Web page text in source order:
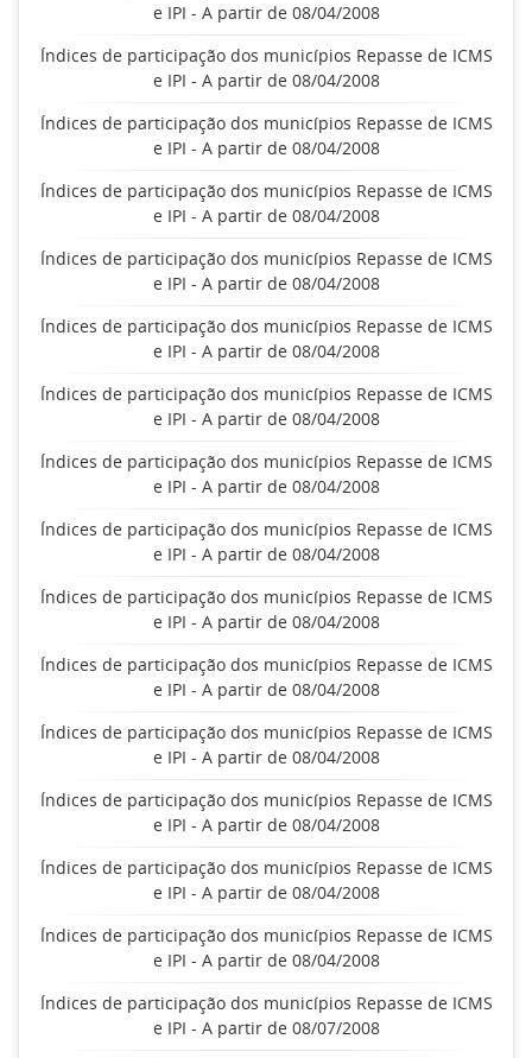
e IPI - A partir de 08/04/2008
Índices de participação dos municípios Repasse de ICMS
e IPI - A partir de 08/04/2008
Índices de participação dos municípios Repasse de ICMS
e IPI - A partir de 08/04/2008
Índices de participação dos municípios Repasse de ICMS
e IPI - A partir de 08/04/2008
Índices de participação dos municípios Repasse de ICMS
e IPI - A partir de 08/04/2008
Índices de participação dos municípios Repasse de ICMS
e IPI - A partir de 08/04/2008
Índices de participação dos municípios Repasse de ICMS
e IPI - A partir de 08/04/2008
Índices de participação dos municípios Repasse de ICMS
e IPI - A partir de 08/04/2008
Índices de participação dos municípios Repasse de ICMS
e IPI - A partir de 08/04/2008
Índices de participação dos municípios Repasse de ICMS
e IPI - A partir de 08/04/2008
Índices de participação dos municípios Repasse de ICMS
e IPI - A partir de 08/04/2008
Índices de participação dos municípios Repasse de ICMS
e IPI - A partir de 08/04/2008
Índices de participação dos municípios Repasse de ICMS
e IPI - A partir de 08/04/2008
Índices de participação dos municípios Repasse de ICMS
e IPI - A partir de 08/04/2008
Índices de participação dos municípios Repasse de ICMS
e IPI - A partir de 08/04/2008
Índices de participação dos municípios Repasse de ICMS
e IPI - A partir de 08/07/2008